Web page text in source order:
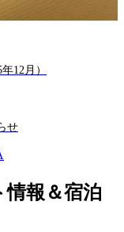
12月）
せ
情報＆宿泊